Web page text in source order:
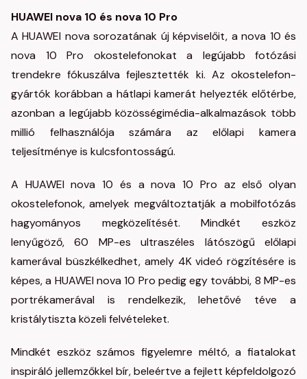
HUAWEI nova 10 és nova 10 Pro
A HUAWEI nova sorozatának új képviselőit, a nova 10 és
nova 10 Pro okostelefonokat a legújabb fotózási
trendekre fókuszálva fejlesztették ki. Az okostelefon-
gyártók korábban a hátlapi kamerát helyezték előtérbe,
azonban a legújabb közösségimédia-alkalmazások több
millió felhasználója számára az előlapi kamera
teljesítménye is kulcsfontosságú.
A HUAWEI nova 10 és a nova 10 Pro az első olyan
okostelefonok, amelyek megváltoztatják a mobilfotózás
hagyományos megközelítését. Mindkét eszköz
lenyűgöző, 60 MP-es ultraszéles látószögű előlapi
kamerával büszkélkedhet, amely 4K videó rögzítésére is
képes, a HUAWEI nova 10 Pro pedig egy további, 8 MP-es
portrékamerával is rendelkezik, lehetővé téve a
kristálytiszta közeli felvételeket.
Mindkét eszköz számos figyelemre méltó, a fiatalokat
inspiráló jellemzőkkel bír, beleértve a fejlett képfeldolgozó